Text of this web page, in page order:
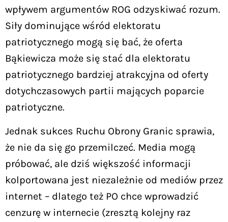
wpływem argumentów ROG odzyskiwać rozum.
Siły dominujące wśród elektoratu
patriotycznego mogą się bać, że oferta
Bąkiewicza może się stać dla elektoratu
patriotycznego bardziej atrakcyjna od oferty
dotychczasowych partii mających poparcie
patriotyczne.
Jednak sukces Ruchu Obrony Granic sprawia,
że nie da się go przemilczeć. Media mogą
próbować, ale dziś większość informacji
kolportowana jest niezależnie od mediów przez
internet – dlatego też PO chce wprowadzić
cenzurę w internecie (zresztą kolejny raz